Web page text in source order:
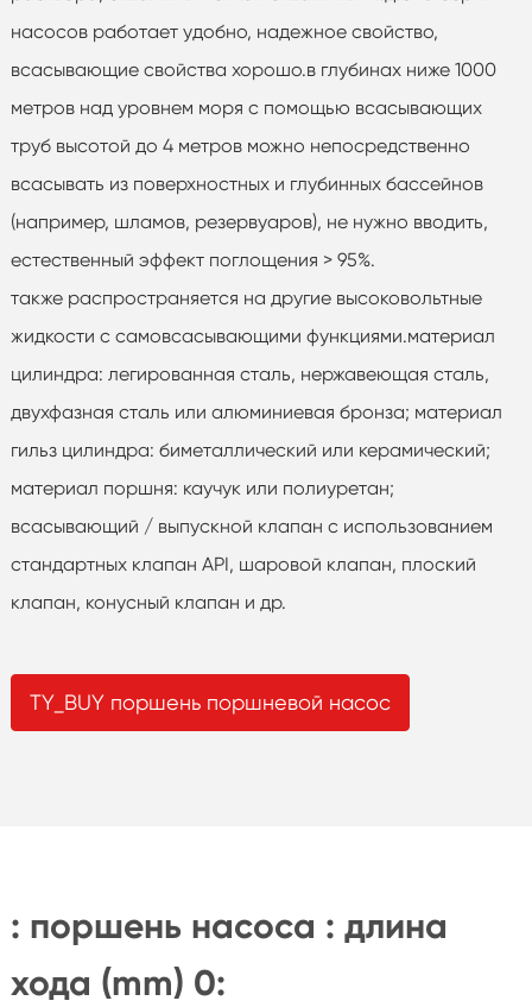
насосов работает удобно, надежное свойство,
всасывающие свойства хорошо.в глубинах ниже 1000
метров над уровнем моря с помощью всасывающих
труб высотой до 4 метров можно непосредственно
всасывать из поверхностных и глубинных бассейнов
(например, шламов, резервуаров), не нужно вводить,
естественный эффект поглощения > 95%.
также распространяется на другие высоковольтные
жидкости с самовсасывающими функциями.материал
цилиндра: легированная сталь, нержавеющая сталь,
двухфазная сталь или алюминиевая бронза; материал
гильз цилиндра: биметаллический или керамический;
материал поршня: каучук или полиуретан;
всасывающий / выпускной клапан с использованием
стандартных клапан API, шаровой клапан, плоский
клапан, конусный клапан и др.
TY_BUY поршень поршневой насос
: поршень насоса : длина
хода (mm) 0: